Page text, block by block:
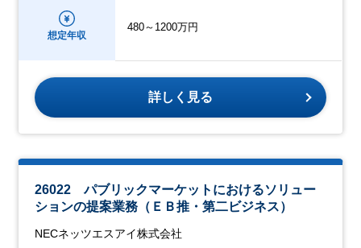
想定年収
480～1200万円
詳しく見る
26022 パブリックマーケットにおけるソリュー
ションの提案業務（ＥＢ推・第二ビジネス）
NECネッツエスアイ株式会社